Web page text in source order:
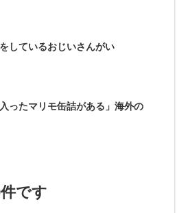
しているおじいさんがい
ったマリモ缶詰がある」海外の
です